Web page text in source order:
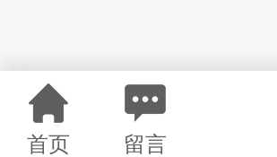
首页 留言